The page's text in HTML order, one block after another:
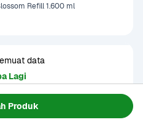
Produk
Refill 1.600 ml
data
Lagi